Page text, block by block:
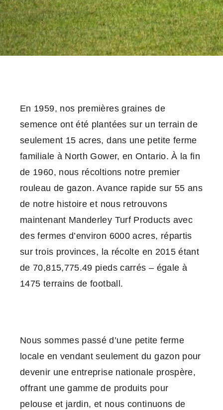
En 1959, nos premières graines de
semence ont été plantées sur un terrain de
seulement 15 acres, dans une petite ferme
familiale à North Gower, en Ontario. À la fin
de 1960, nous récoltions notre premier
rouleau de gazon. Avance rapide sur 55 ans
de notre histoire et nous retrouvons
maintenant Manderley Turf Products avec
des fermes d’environ 6000 acres, répartis
sur trois provinces, la récolte en 2015 étant
de 70,815,775.49 pieds carrés – égale à
1475 terrains de football.
Nous sommes passé d’une petite ferme
locale en vendant seulement du gazon pour
devenir une entreprise nationale prospère,
offrant une gamme de produits pour
pelouse et jardin, et nous continuons de